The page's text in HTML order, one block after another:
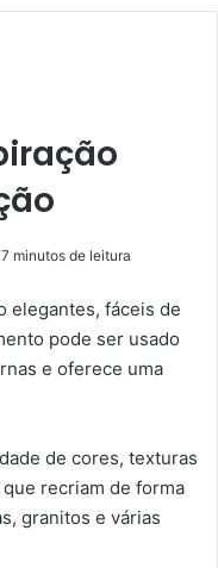
7 minutos de leitura
elegantes, fáceis de
pode ser usado
e oferece uma
de cores, texturas
recriam de forma
granitos e várias